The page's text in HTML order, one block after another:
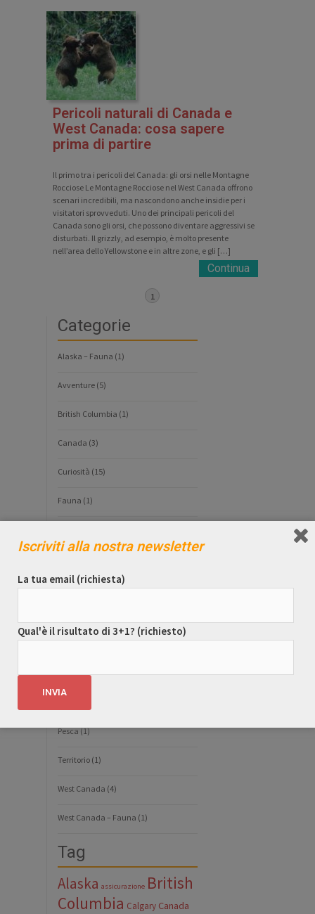
Pericoli naturali di Canada e
West Canada: cosa sapere
prima di partire
Il primo tra i pericoli del Canada: gli orsi nelle Montagne
Rocciose Le Montagne Rocciose nel West Canada offrono
scenari incredibili, ma nascondono anche insidie per i
visitatori sprovveduti. Uno dei principali pericoli del
Canada sono gli orsi, che possono diventare aggressivi se
disturbati. Il grizzly, ad esempio, è molto presente
nell’area dello Yellowstone e in altre zone, e gli […]
Continua
1
Categorie
Alaska – Fauna (1)
Avventure (5)
British Columbia (1)
Canada (3)
Curiosità (15)
Fauna (1)
Guide Turistiche Canada(50)
Guide Turistiche Messico(6)
Pesca(1)
Territorio (1)
West Canada (4)
West Canada – Fauna (1)
Tag
Alaska assicurazione British
Columbia Calgary Canada
Iscriviti alla nostra newsletter
La tua email (richiesta)
Qual'è il risultato di 3+1? (richiesto)